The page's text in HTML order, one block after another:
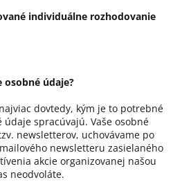
individuálne rozhodovanie
osobné údaje?
dovtedy, kým je to potrebné
spracúvajú. Vaše osobné
newsletterov, uchovávame po
newsletteru zasielaného
akcie organizovanej našou
neodvoláte.